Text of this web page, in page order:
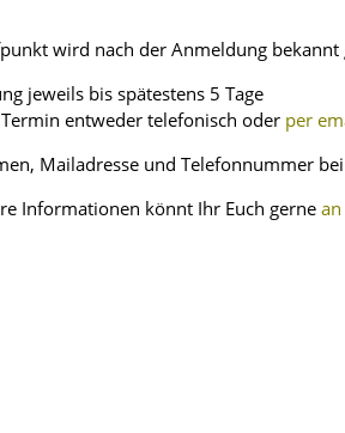
wird nach der Anmel­dung bekannt
jeweils bis spätes­tens 5 Tage
entweder telefo­nisch oder per
Mailadresse und Telefon­nummer
Infor­ma­tionen könnt Ihr Euch gerne